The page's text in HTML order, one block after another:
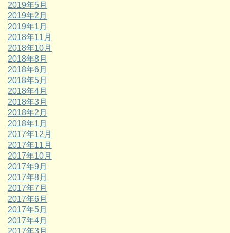
2019年5月
2019年2月
2019年1月
2018年11月
2018年10月
2018年8月
2018年6月
2018年5月
2018年4月
2018年3月
2018年2月
2018年1月
2017年12月
2017年11月
2017年10月
2017年9月
2017年8月
2017年7月
2017年6月
2017年5月
2017年4月
2017年3月